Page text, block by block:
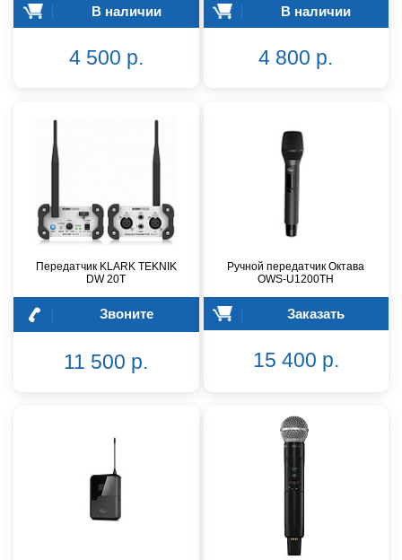
В наличии
4 500 р.
В наличии
4 800 р.
Передатчик KLARK TEKNIK
DW 20T
Звоните
11 500 р.
Ручной передатчик Октава
OWS-U1200TH
Заказать
15 400 р.